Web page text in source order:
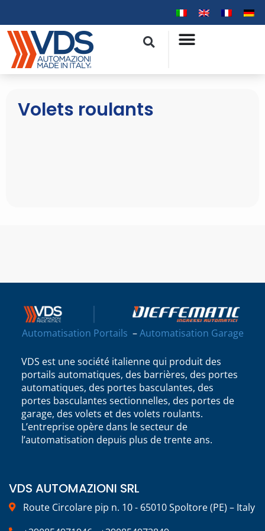
Volets roulants
Automatisation Portails –Automatisation Garage
VDS est une société italienne qui produit des
portails automatiques, des barrières, des portes
automatiques, des portes basculantes, des
portes basculantes sectionnelles, des portes de
garage, des volets et des volets roulants.
L’entreprise opère dans le secteur de
l’automatisation depuis plus de trente ans.
VDS AUTOMAZIONI SRL
Route Circolare pip n. 10 - 65010 Spoltore (PE) – Italy